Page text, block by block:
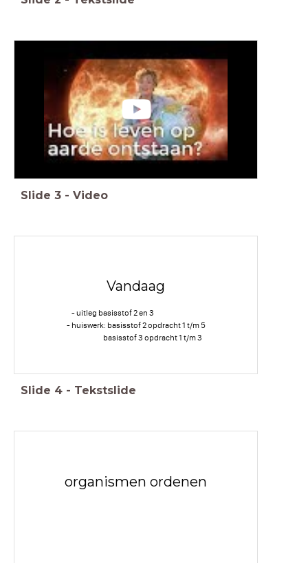
Slide 3 - Video
Vandaag
- uitleg basisstof 2 en 3
- huiswerk: basisstof 2 opdracht 1 t/m 5
basisstof 3 opdracht 1 t/m 3
Slide 4 - Tekstslide
organismen ordenen